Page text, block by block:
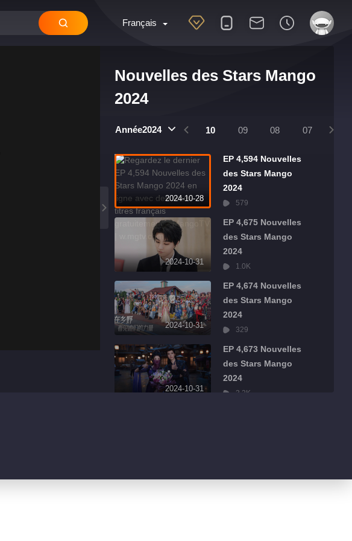
Français
Nouvelles des Stars Mango
2024
Année2024
01 12 11 10 09 08 07
2024-10-28
EP 4,594 Nouvelles
des Stars Mango
2024
579
2024-10-31
EP 4,675 Nouvelles
des Stars Mango
2024
1.0K
2024-10-31
EP 4,674 Nouvelles
des Stars Mango
2024
329
2024-10-31
EP 4,673 Nouvelles
des Stars Mango
2024
3.2K